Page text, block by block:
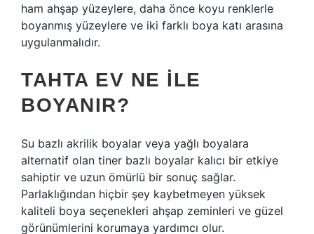
ham ahşap yüzeylere, daha önce koyu renklerle
boyanmış yüzeylere ve iki farklı boya katı arasına
uygulanmalıdır.
TAHTA EV NE ILE
BOYANIR?
Su bazlı akrilik boyalar veya yağlı boyalara
alternatif olan tiner bazlı boyalar kalıcı bir etkiye
sahiptir ve uzun ömürlü bir sonuç sağlar.
Parlaklığından hiçbir şey kaybetmeyen yüksek
kaliteli boya seçenekleri ahşap zeminleri ve güzel
görünümlerini korumaya yardımcı olur.